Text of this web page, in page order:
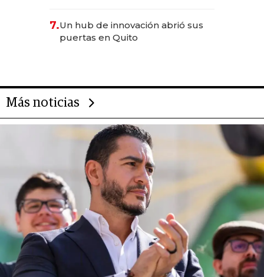
7.Un hub de innovación abrió sus
puertas en Quito
Más noticias